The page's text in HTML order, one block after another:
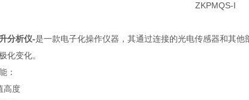
ZKPMQS-I
分析仪-是一款电子化操作仪器，其通过连接的光电传感器和其
化变化。
：
高度